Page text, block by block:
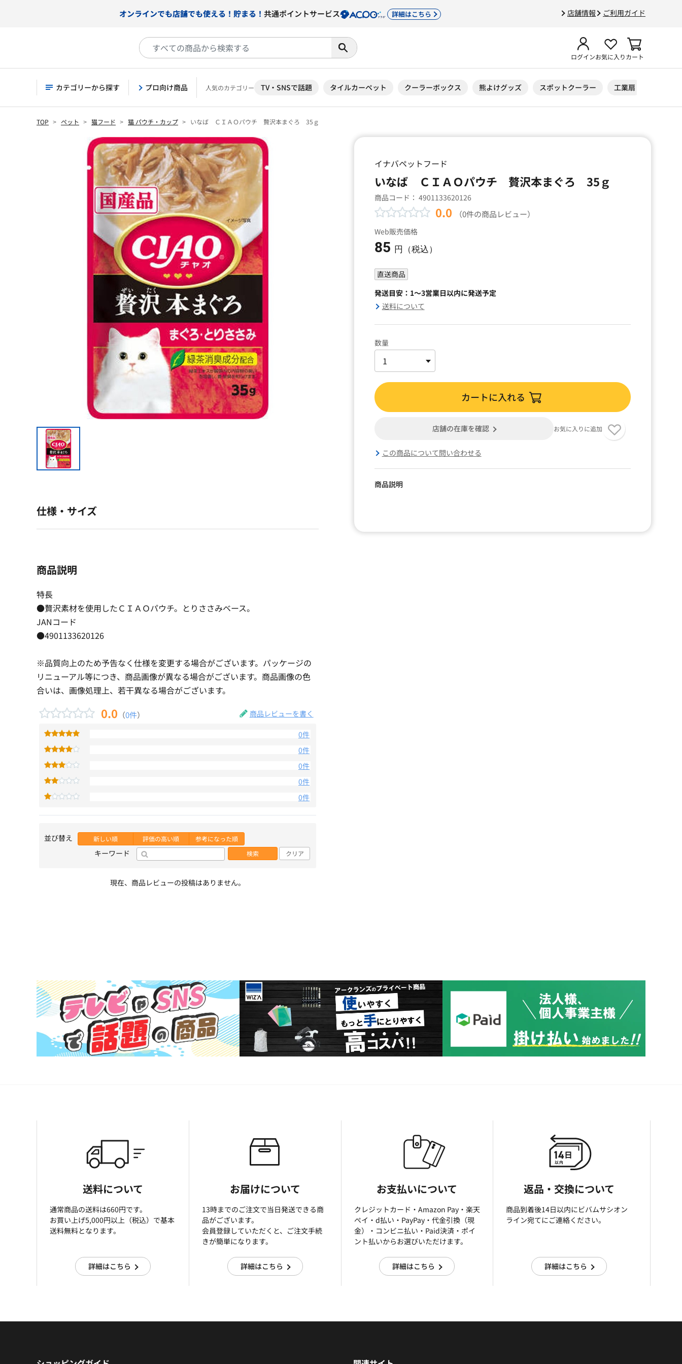
店舗情報 ご利用ガイド
オンラインでも店舗でも使える！貯まる！ 共通ポイントサービス 詳細はこちら
ログインお気に入りカート
カテゴリーから探す プロ向け商品 人気のカテゴリー TV・SNSで話題 タイルカーペット クーラーボックス 熊よけグッズ スポットクーラー 工業扇
TOP ペット 猫フード 猫 パウチ・カップ いなば ＣＩＡＯパウチ 贅沢本まぐろ 35ｇ
イナバペットフード
いなば ＣＩＡＯパウチ 贅沢本まぐろ 35ｇ
商品コード： 4901133620126
0.0 （0件の商品レビュー）
Web販売価格
85 円（税込）
直送商品
発送目安：1～3営業日以内に発送予定
送料について
数量
カートに入れる
店舗の在庫を確認 お気に入りに追加
この商品について問い合わせる
商品説明
仕様・サイズ
商品説明
特長
●贅沢素材を使用したＣＩＡＯパウチ。とりささみベース。
JANコード
●4901133620126
※品質向上のため予告なく仕様を変更する場合がございます。パッケージの
リニューアル等につき、商品画像が異なる場合がございます。商品画像の色
合いは、画像処理上、若干異なる場合がございます。
0.0 （0件） 商品レビューを書く
0件
0件
0件
0件
0件
並び替え 新しい順 評価の高い順 参考になった順
キーワード 検索 クリア
現在、商品レビューの投稿はありません。
送料について
通常商品の送料は660円です。
お買い上げ5,000円以上（税込）で基本
送料無料となります。
詳細はこちら
お届けについて
13時までのご注文で当日発送できる商
品がございます。
会員登録していただくと、ご注文手続
きが簡単になります。
詳細はこちら
お支払いについて
クレジットカード・Amazon Pay・楽天
ぺイ・d払い・PayPay・代金引換（現
金）・コンビニ払い・Paid決済・ポイ
ント払いからお選びいただけます。
詳細はこちら
返品・交換について
商品到着後14日以内にビバムサシオン
ライン宛てにご連絡ください。
詳細はこちら